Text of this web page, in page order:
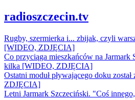
radioszczecin.tv
Rugby, szermierka i... zbijak, czyli
[WIDEO, ZDJĘCIA]
Co przyciąga mieszkańców na Jarmark
kilka [WIDEO, ZDJĘCIA]
Ostatni moduł pływającego doku
ZDJĘCIA]
Letni Jarmark Szczeciński. "Coś